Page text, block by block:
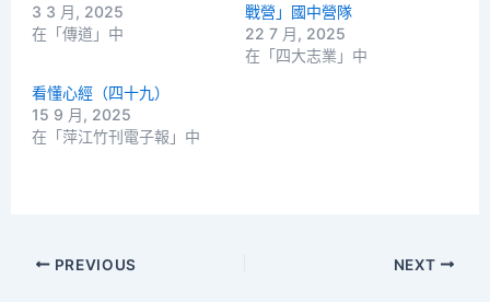
3 3 月, 2025
在「傳道」中
戰營」國中營隊
22 7 月, 2025
在「四大志業」中
看懂心經（四十九）
15 9 月, 2025
在「萍江竹刊電子報」中
PREVIOUS NEXT